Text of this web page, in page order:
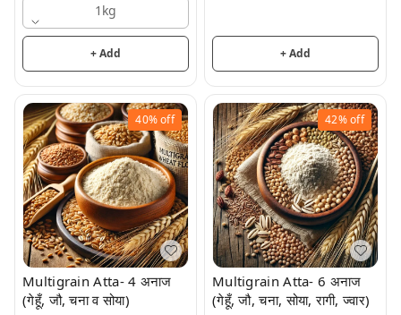
1kg
+ Add + Add
40%off
Multigrain Atta- 4 अनाज
(गेहूँ, जौ, चना व सोया)
42%off
Multigrain Atta- 6 अनाज
(गेहूँ, जौ, चना, सोया, रागी, ज्वार)